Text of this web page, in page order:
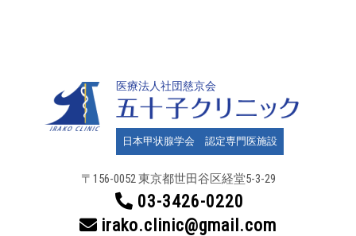
医療法人社団慈京会
日本甲状腺学会 認定専門医施設
〒156-0052 東京都世田谷区経堂5-3-29
03-3426-0220
irako.clinic@gmail.com